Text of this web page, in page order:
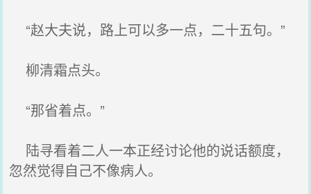
“赵大夫说，路上可以多一点，二十五句。”
柳清霜点头。
“那省着点。”
陆寻看着二人一本正经讨论他的说话额度，
忽然觉得自己不像病人。